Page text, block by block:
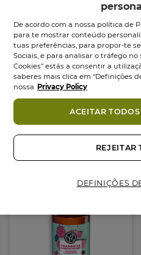
desfrutar de uma pausa
pele é limpa com
perfumada.
SABIAS QUE...
- Os 100ml de fórmula
do Gel Duche
oferecem o mesmo
gel duche clássico de
- E que a sua Cápsula
de gel a cada duche• Esta
Uma solução ecológica e
- Que o seu mini formato
companheiro perfeito para
Ingredientes
Também podes
De acordo com a nossa política de
para te mostrar conteúdo
tuas preferências, para propor-te
Sociais, e para analisar o tráfego no
Cookies” estás a consentir a
saberes mais clica em “Definições
nossa Privacy Policy
DEFINIÇÕES
REJEITAR
ACEITAR